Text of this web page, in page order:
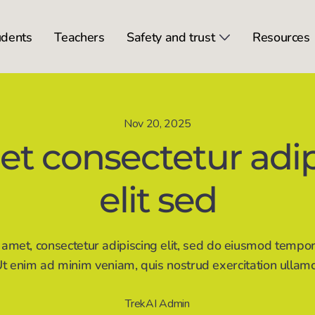
Teachers Safety and trust ShowResources
Nov 20, 2025
consectetur
elit sed
consectetur adipiscing elit, sed do eiusmod
enim ad minim veniam, quis nostrud exercitation
TrekAI Admin